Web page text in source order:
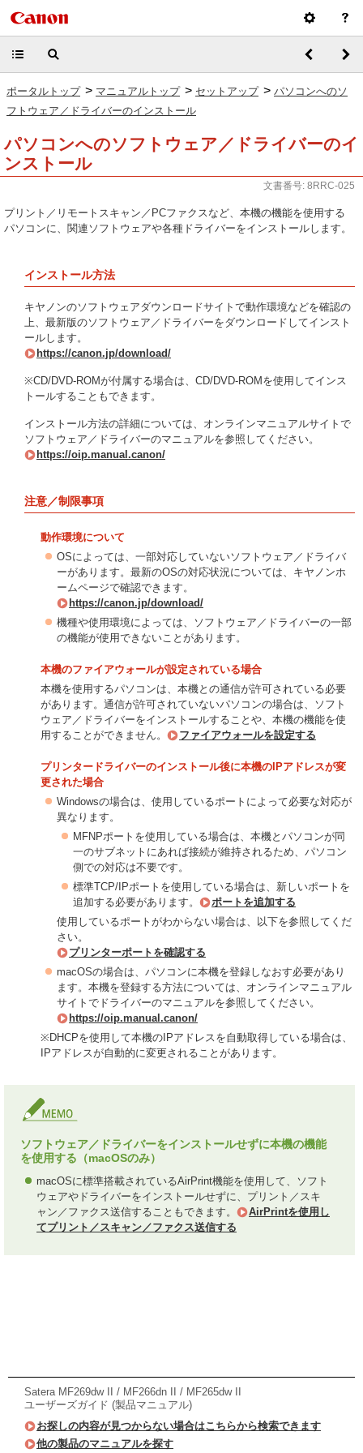
ポータルトップ > マニュアルトップ > セットアップ > パソコンへのソ
フトウェア／ドライバーのインストール
パソコンへのソフトウェア／ドライバーのイ
ンストール
文書番号: 8RRC-025
プリント／リモートスキャン／PCファクスなど、本機の機能を使用する
パソコンに、関連ソフトウェアや各種ドライバーをインストールします。
インストール方法
キヤノンのソフトウェアダウンロードサイトで動作環境などを確認の
上、最新版のソフトウェア／ドライバーをダウンロードしてインスト
ールします。
https://canon.jp/download/
※CD/DVD-ROMが付属する場合は、CD/DVD-ROMを使用してインス
トールすることもできます。
インストール方法の詳細については、オンラインマニュアルサイトで
ソフトウェア／ドライバーのマニュアルを参照してください。
https://oip.manual.canon/
注意／制限事項
動作環境について
OSによっては、一部対応していないソフトウェア／ドライバ
ーがあります。最新のOSの対応状況については、キヤノンホ
ームページで確認できます。
https://canon.jp/download/
機種や使用環境によっては、ソフトウェア／ドライバーの一部
の機能が使用できないことがあります。
本機のファイアウォールが設定されている場合
本機を使用するパソコンは、本機との通信が許可されている必要
があります。通信が許可されていないパソコンの場合は、ソフト
ウェア／ドライバーをインストールすることや、本機の機能を使
用することができません。
ファイアウォールを設定する
プリンタードライバーのインストール後に本機のIPアドレスが変
更された場合
Windowsの場合は、使用しているポートによって必要な対応が
異なります。
MFNPポートを使用している場合は、本機とパソコンが同
一のサブネットにあれば接続が維持されるため、パソコン
側での対応は不要です。
標準TCP/IPポートを使用している場合は、新しいポートを
追加する必要があります。
ポートを追加する
使用しているポートがわからない場合は、以下を参照してくだ
さい。
プリンターポートを確認する
macOSの場合は、パソコンに本機を登録しなおす必要があり
ます。本機を登録する方法については、オンラインマニュアル
サイトでドライバーのマニュアルを参照してください。
https://oip.manual.canon/
※DHCPを使用して本機のIPアドレスを自動取得している場合は、
IPアドレスが自動的に変更されることがあります。
ソフトウェア／ドライバーをインストールせずに本機の機能
を使用する（macOSのみ）
macOSに標準搭載されているAirPrint機能を使用して、ソフト
ウェアやドライバーをインストールせずに、プリント／スキ
ャン／ファクス送信することもできます。
AirPrintを使用し
てプリント／スキャン／ファクス送信する
Satera MF269dw II / MF266dn II / MF265dw II
ユーザーズガイド (製品マニュアル)
お探しの内容が見つからない場合はこちらから検索できます
他の製品のマニュアルを探す